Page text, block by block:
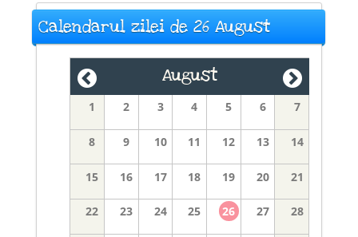
Calendarul zilei de 26 August
August
1 2 3 4 5 6 7
8 9 10 11 12 13 14
15 16 17 18 19 20 21
22 23 24 25 26 27 28